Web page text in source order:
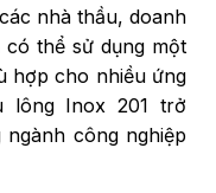
nhà thầu, doanh
có thể sử dụng một
hợp cho nhiều ứng
lông Inox 201 trở
công nghiệp